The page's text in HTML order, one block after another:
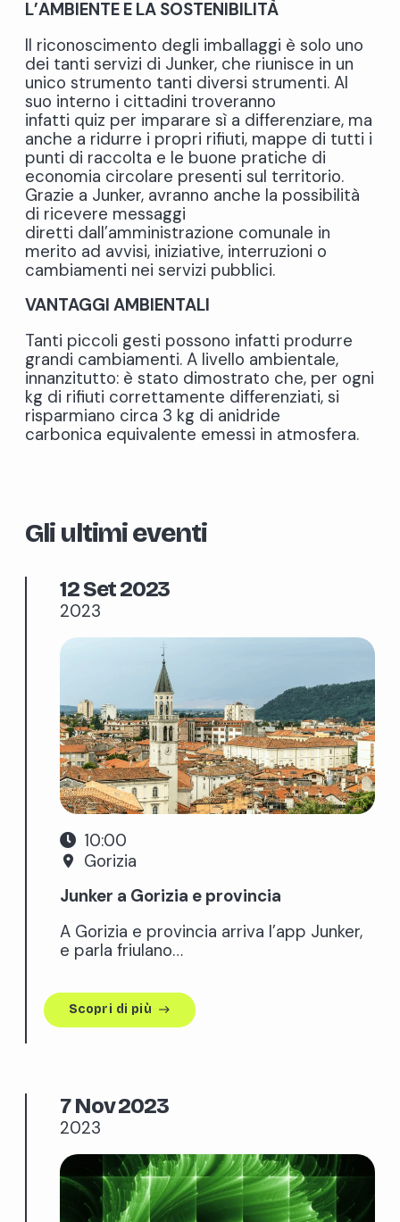
L’AMBIENTE E LA SOSTENIBILITÀ
Il riconoscimento degli imballaggi è solo uno
dei tanti servizi di Junker, che riunisce in un
unico strumento tanti diversi strumenti. Al
suo interno i cittadini troveranno
infatti quiz per imparare sì a differenziare, ma
anche a ridurre i propri rifiuti, mappe di tutti i
punti di raccolta e le buone pratiche di
economia circolare presenti sul territorio.
Grazie a Junker, avranno anche la possibilità
di ricevere messaggi
diretti dall’amministrazione comunale in
merito ad avvisi, iniziative, interruzioni o
cambiamenti nei servizi pubblici.
VANTAGGI AMBIENTALI
Tanti piccoli gesti possono infatti produrre
grandi cambiamenti. A livello ambientale,
innanzitutto: è stato dimostrato che, per ogni
kg di rifiuti correttamente differenziati, si
risparmiano circa 3 kg di anidride
carbonica equivalente emessi in atmosfera.
Gli ultimi eventi
12 Set 2023
2023
10:00
place
Gorizia
Junker a Gorizia e provincia
A Gorizia e provincia arriva l’app Junker,
e parla friulano…
Scopri di più east
7 Nov 2023
2023